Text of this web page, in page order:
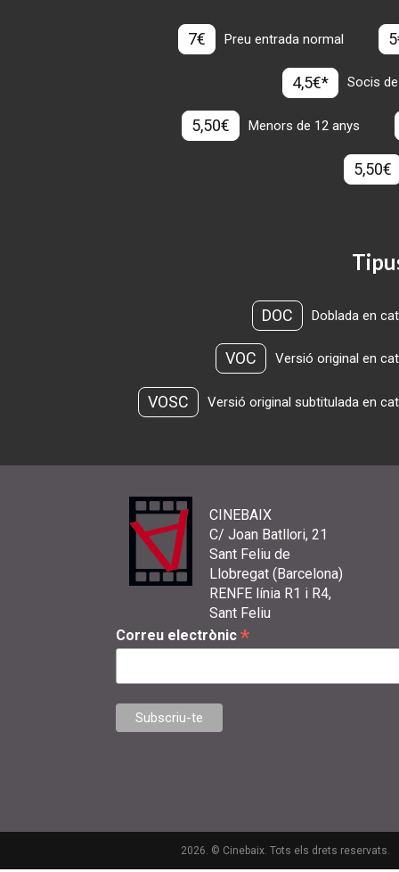
7€ Preu entrada normal
4,5€* Socis
5,50€ Menors de 12 anys
5,50€
DOC Doblada en
VOC Versió original en
VOSC Versió original subtitulada en
CINEBAIX
C/ Joan Batllori, 21
Sant Feliu de
Llobregat (Barcelona)
RENFE línia R1 i R4,
Sant Feliu
Correu electrònic *
2026. © Cinebaix. Tots els drets reservats.